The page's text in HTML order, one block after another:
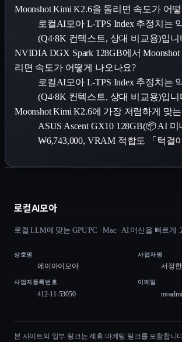
Moonshot Kimi K2.6을 돌리면 속도가 어
로컬AI모아 L-TPS Index 추정치는
(Q4·8K 컨텍스트, 상대 비교용)입니
NVIDIA DGX Spark 128GB에서
리면 속도가 어떻게 나오나요?
로컬AI모아 L-TPS Index 추정치는
(Q4·8K 컨텍스트, 상대 비교용)입니
Moonshot Kimi K2.6에 가장 저렴하게 맞
ASUS Ascent GX10 128GB(📦 AI
₩6,743,000, VRAM 적합도 「턱걸
로컬AI모아
로컬 LLM에 맞는 GPU PC · Mac · AI 머신을 빠르게
상호명
에이아이모아
사업자명
서정한
사업자등록번호
412-11-53050
이메일
본 사이트의 일부 링크는 제휴 마케팅 링크를 포함합니